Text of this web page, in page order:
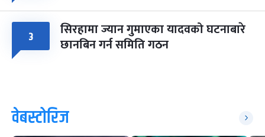
३ सिरहामा ज्यान गुमाएका यादवको घटनाबारे
छानबिन गर्न समिति गठन
वेबस्टोरिज